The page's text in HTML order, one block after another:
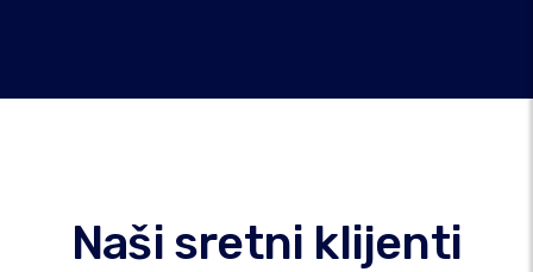
Naši sretni klijenti